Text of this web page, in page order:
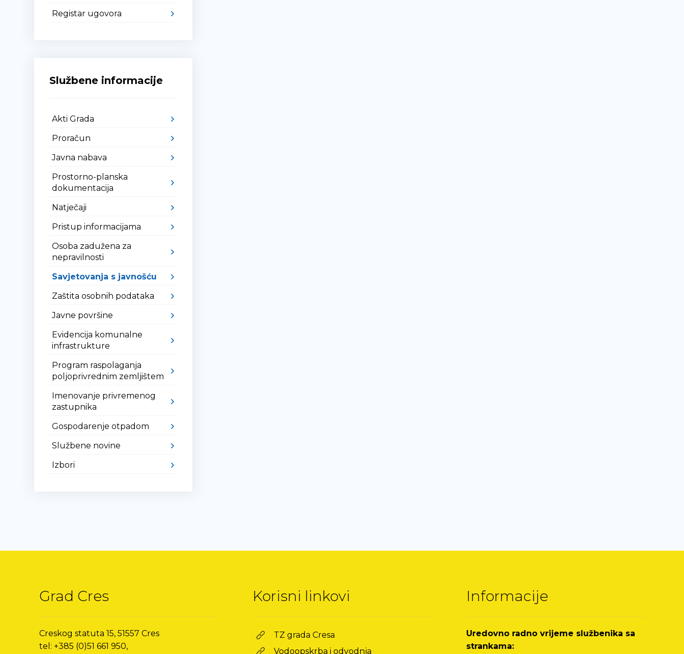
Registar ugovora
Službene informacije
Akti Grada
Proračun
Javna nabava
Prostorno-planska
dokumentacija
Natječaji
Pristup informacijama
Osoba zadužena za
nepravilnosti
Savjetovanja s javnošću
Zaštita osobnih podataka
Javne površine
Evidencija komunalne
infrastrukture
Program raspolaganja
poljoprivrednim zemljištem
Imenovanje privremenog
zastupnika
Gospodarenje otpadom
Službene novine
Izbori
Grad Cres
Creskog statuta 15, 51557 Cres
tel: +385 (0)51 661 950,
Korisni linkovi
TZ grada Cresa
Vodoopskrba i odvodnja
Informacije
Uredovno radno vrijeme službenika sa
strankama: